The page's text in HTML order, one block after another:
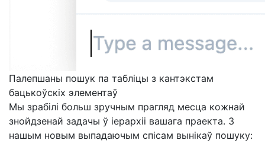
Палепшаны пошук па табліцы з кантэкстам
бацькоўскіх элементаў
Мы зрабілі больш зручным прагляд месца кожнай
знойдзенай задачы ў іерархіі вашага праекта. З
нашым новым выпадаючым спісам вынікаў пошуку: